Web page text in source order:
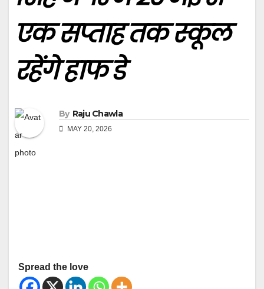
एक सप्ताह तक स्कूल
रहेंगे हाफ डे
By Raju Chawla
MAY 20, 2026
Spread the love